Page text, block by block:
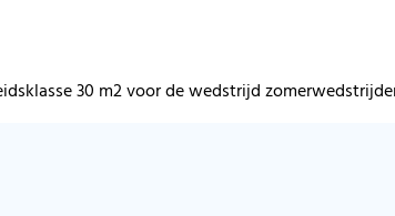
30 m2 voor de wedstrijd